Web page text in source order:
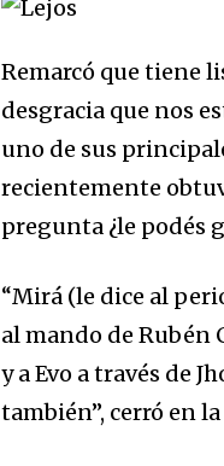
Remarcó que tiene
desgracia que nos
uno de sus
recientemente
pregunta ¿le podés
“Mirá (le dice al
al mando de Rubén
y a Evo a través de
también”, cerró en